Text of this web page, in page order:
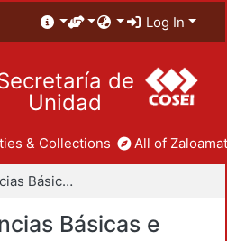
Log In
de
Unidad
& Collections All of
División de Ciencias Básicas e Ingeniería
Básicas e